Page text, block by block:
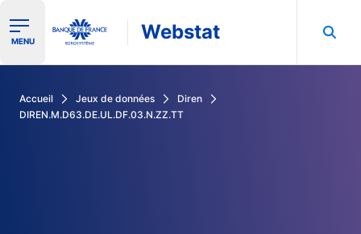
Ouvrir le menu de navigation
MENU Webstat
Accueil Jeux de données
Diren
DIREN.M.D63.DE.UL.DF.03.N.ZZ.TT